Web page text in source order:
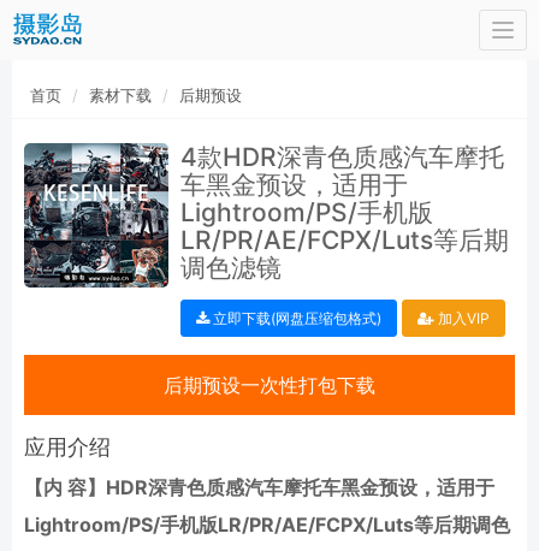
首页 素材下载 后期预设
4款HDR深青色质感汽车摩托
车黑金预设，适用于
Lightroom/PS/手机版
LR/PR/AE/FCPX/Luts等后期
调色滤镜
立即下载(网盘压缩包格式) 加入VIP
后期预设一次性打包下载
应用介绍
【内 容】HDR深青色质感汽车摩托车黑金预设，适用于
Lightroom/PS/手机版LR/PR/AE/FCPX/Luts等后期调色